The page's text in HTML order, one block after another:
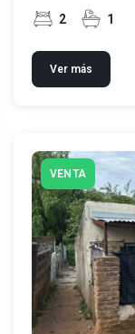
2 1
Ver más
VENTA